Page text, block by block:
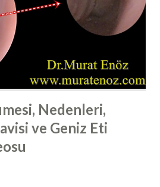
sonrası ödem, morluk, burun
Bunun dışında yine bu
bir faydası da yan dönmenin
ve bası riskinin azalmasıdır.
Nedenleri,
ve Geniz Eti